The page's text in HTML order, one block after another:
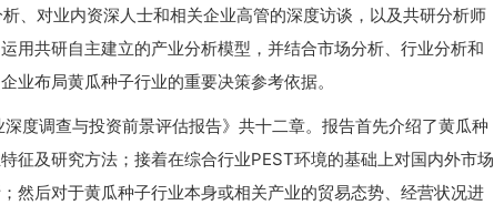
对业内资深人士和相关企业高管的深度访谈，以及共研分析师
用共研自主建立的产业分析模型，并结合市场分析、行业分析和
业布局黄瓜种子行业的重要决策参考依据。
调查与投资前景评估报告》共十二章。报告首先介绍了黄瓜种
征及研究方法；接着在综合行业PEST环境的基础上对国内外市场
然后对于黄瓜种子行业本身或相关产业的贸易态势、经营状况进